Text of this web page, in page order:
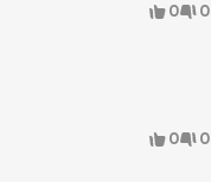
0 0
0 0